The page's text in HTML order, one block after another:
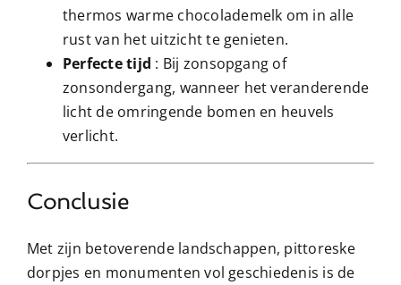
thermos warme chocolademelk om in alle
rust van het uitzicht te genieten.
Perfecte tijd : Bij zonsopgang of
zonsondergang, wanneer het veranderende
licht de omringende bomen en heuvels
verlicht.
Conclusie
Met zijn betoverende landschappen, pittoreske
dorpjes en monumenten vol geschiedenis is de